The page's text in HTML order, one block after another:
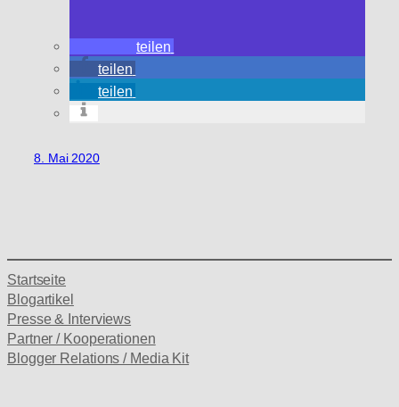
teilen
teilen
teilen
8. Mai 2020
Startseite
Blogartikel
Presse & Interviews
Partner / Kooperationen
Blogger Relations / Media Kit